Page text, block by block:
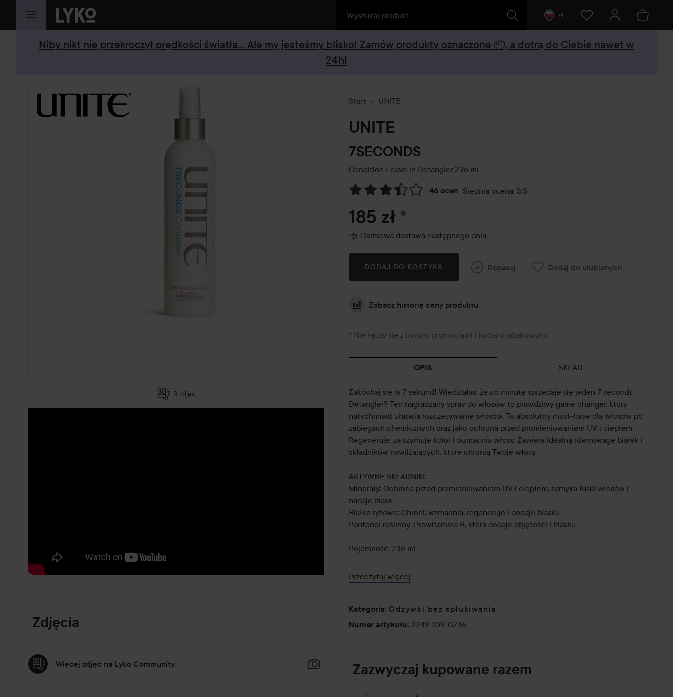
PRZEJDŹ DO TREŚCI PL
Niby nikt nie przekroczył prędkości światła... Ale my jesteśmy blisko! Zamów produkty oznaczone 📦, a dotrą do Ciebie nawet w
24h!
3 zdjęć
Zdjęcia
Więcej zdjęć na Lyko Community
Start UNITE
UNITE
7SECONDS
Condition Leave in Detangler 236 ml
46 ocen, Średnia ocena: 3.5
Przejdź do Recenzje i komentarze
185 zł *
Darmowa dostawa następnego dnia.
DODAJ DO KOSZYKA Dopasuj Dodaj do ulubionych
Zobacz historię ceny produktu
* Nie łączy się z innymi promocjami i kodami rabatowymi.
OPIS SKŁAD
Zakochaj się w 7 sekund! Wiedziałaś, że co minutę sprzedaje się jeden 7 seconds
Detangler? Ten nagradzany spray do włosów to prawdziwy game changer, który
natychmiast ułatwia rozczesywanie włosów. To absolutny must-have dla włosów po
zabiegach chemicznych oraz jako ochrona przed promieniowaniem UV i ciepłem.
Regeneruje, zatrzymuje kolor i wzmacnia włosy. Zawiera idealną równowagę białek i
składników nawilżających, które chronią Twoje włosy.
AKTYWNE SKŁADNIKI:
Minerały: Ochrona przed promieniowaniem UV i ciepłem, zamyka łuski włosów i
nadaje blask
Białko ryżowe: Chroni, wzmacnia, regeneruje i dodaje blasku
Pantenol roślinny: Prowitamina B, która dodaje objętości i blasku
Pojemność: 236 ml
Sposób użycia:
Spryskaj około 4-6 razy na całe włosy, na wilgotne włosy po umyciu. Przeczesz
Przeczytaj więcej
Kategoria: Odżywki bez spłukiwania
Numer artykułu: 2249-109-0236
Zazwyczaj kupowane razem